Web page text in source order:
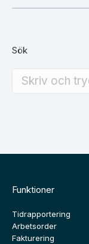
Sök
Search:
Funktioner
Tidrapportering
Arbetsorder
Fakturering